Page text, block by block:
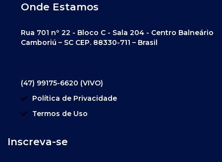
Onde Estamos
Rua 701 nº 22 - Bloco C - Sala 204 - Centro Balneário
Camboriú – SC CEP. 88330-711 – Brasil
(47) 99175-6620 (VIVO)
Política de Privacidade
Termos de Uso
Inscreva-se